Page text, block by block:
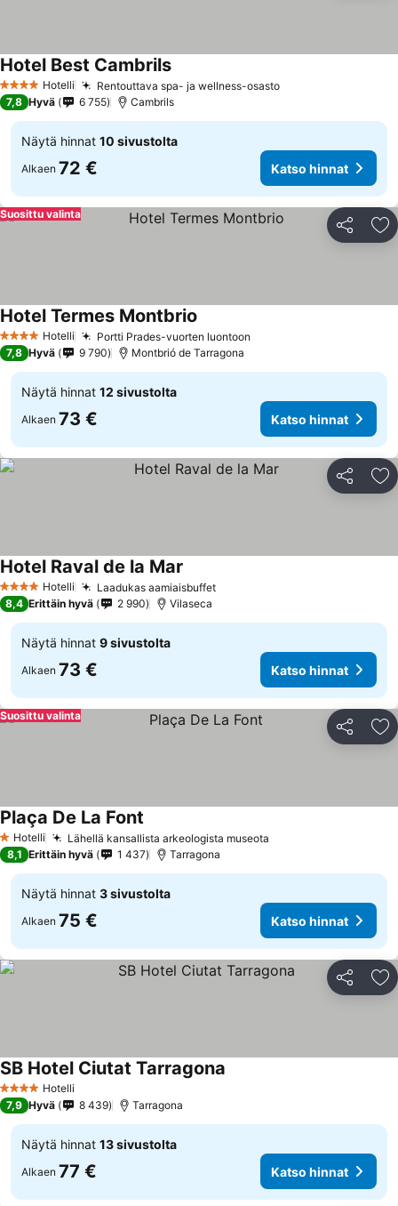
4 Tähtiluokitus
Hotelli Rentouttava spa- ja wellness-osasto
Hotel Best Cambrils
7,8 Hyvä 6 755 Cambrils
Näytä hinnat 10 sivustolta
Alkaen 72 € Katso hinnat
Jaa
Suosittu valinta
4 Tähtiluokitus
Hotelli Portti Prades-vuorten luontoon
Hotel Termes Montbrio
7,8 Hyvä 9 790 Montbrió de Tarragona
Näytä hinnat 12 sivustolta
Alkaen 73 € Katso hinnat
Jaa
4 Tähtiluokitus
Hotelli Laadukas aamiaisbuffet
Hotel Raval de la Mar
8,4 Erittäin hyvä 2 990 Vilaseca
Näytä hinnat 9 sivustolta
Alkaen 73 € Katso hinnat
Jaa
Suosittu valinta
1 Tähtiluokitus
Hotelli Lähellä kansallista arkeologista museota
Plaça De La Font
8,1 Erittäin hyvä 1 437 Tarragona
Näytä hinnat 3 sivustolta
Alkaen 75 € Katso hinnat
Jaa
4 Tähtiluokitus
Hotelli
SB Hotel Ciutat Tarragona
7,9 Hyvä 8 439 Tarragona
Näytä hinnat 13 sivustolta
Alkaen 77 € Katso hinnat